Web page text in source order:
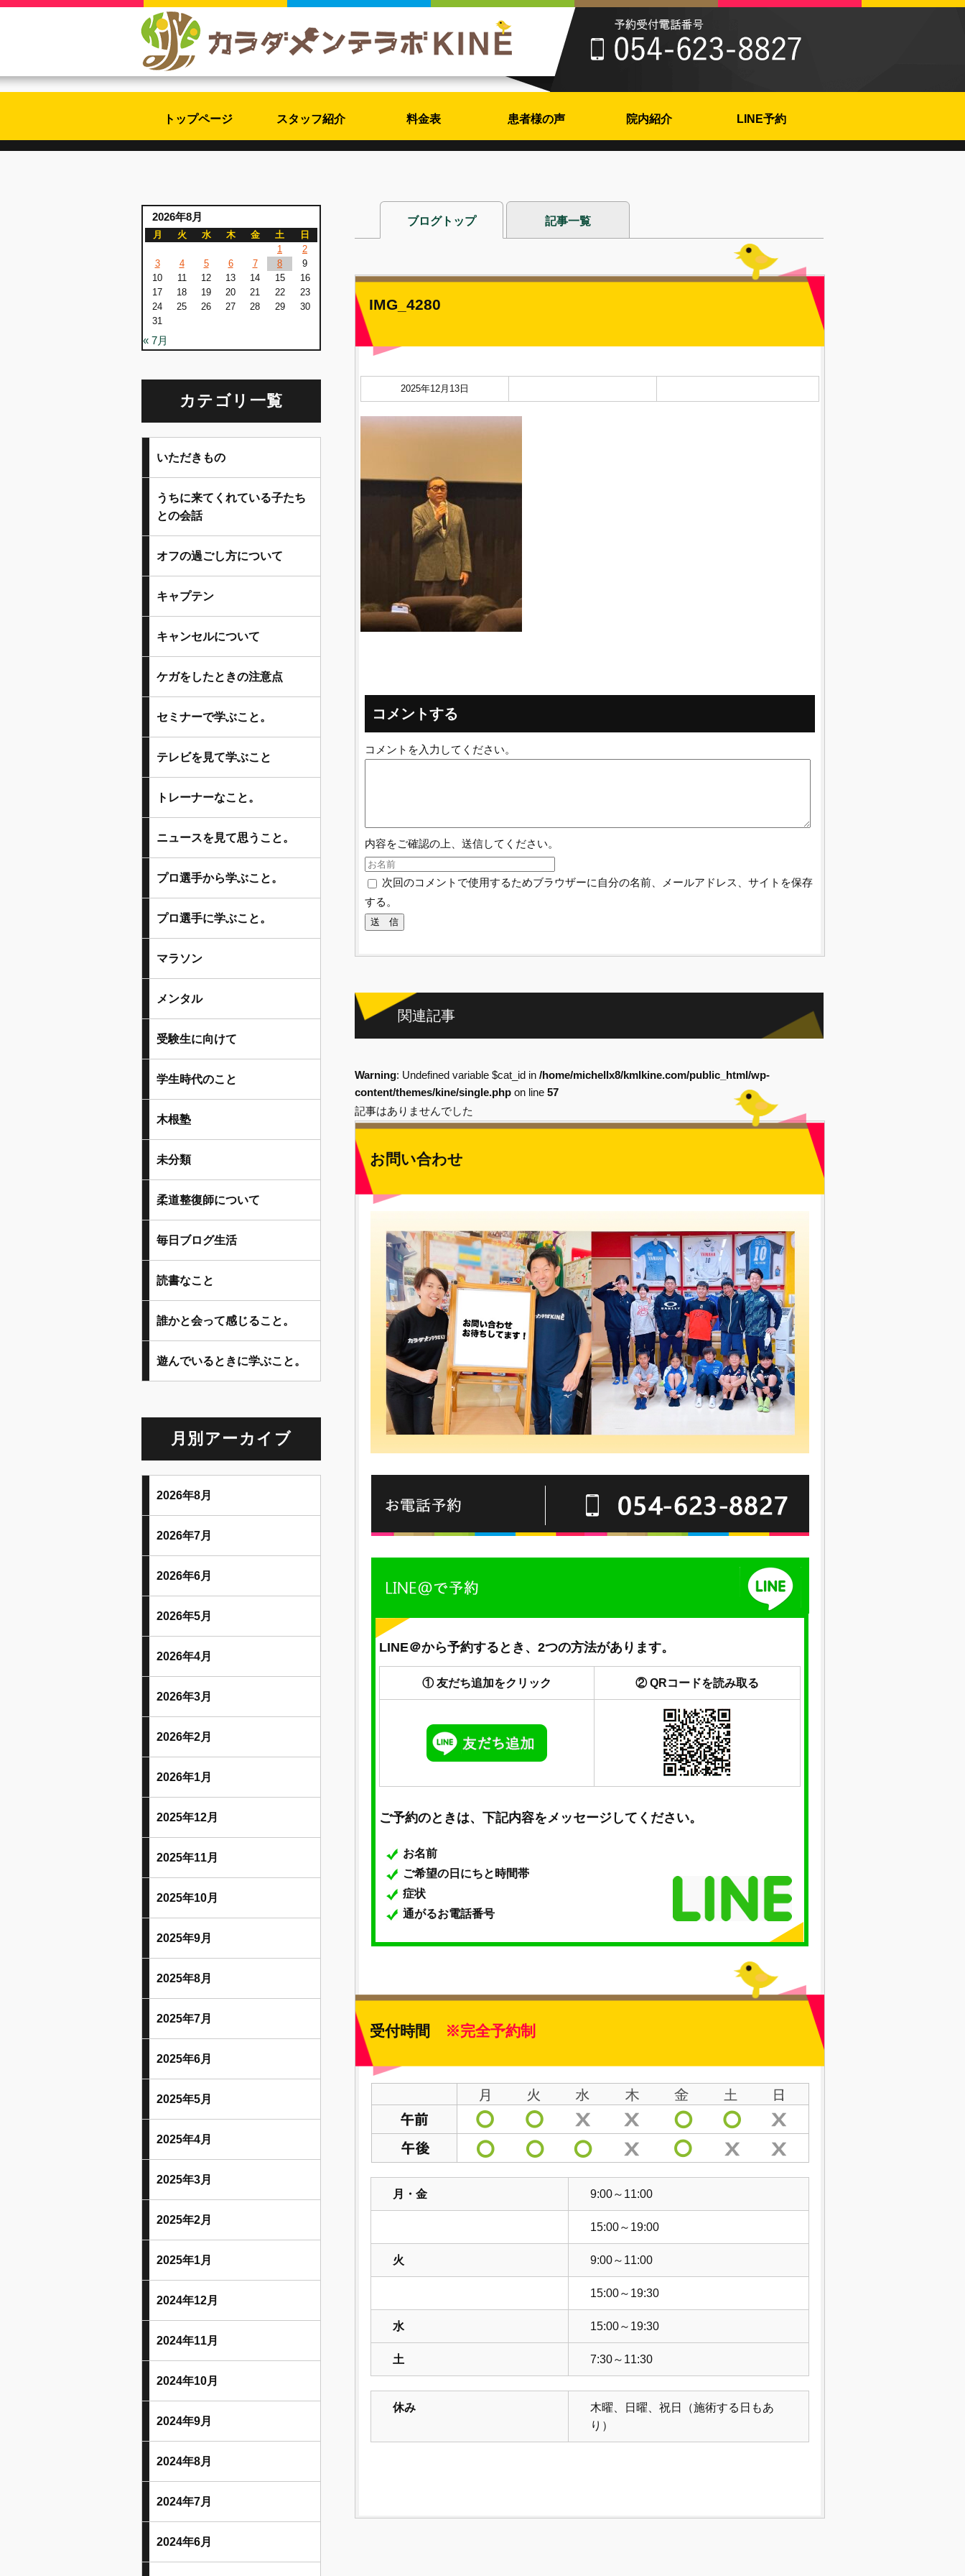
トップページ スタッフ紹介 料金表 患者様の声 院内紹介 LINE予約
ブログトップ 記事一覧
IMG_4280
2025年12月13日
コメントする
コメントを入力してください。
内容をご確認の上、送信してください。
次回のコメントで使用するためブラウザーに自分の名前、メールアドレス、サイトを保存
する。
関連記事
Warning: Undefined variable $cat_id in /home/michellx8/kmlkine.com/public_html/wp-
content/themes/kine/single.php on line 57
記事はありませんでした
お問い合わせ
LINE＠から予約するとき、2つの方法があります。
① 友だち追加をクリック ② QRコードを読み取る
ご予約のときは、下記内容をメッセージしてください。
お名前
ご希望の日にちと時間帯
症状
通がるお電話番号
受付時間 ※完全予約制
月・金 9:00～11:00
15:00～19:00
火 9:00～11:00
15:00～19:30
水 15:00～19:30
土 7:30～11:30
休み
木曜、日曜、祝日（施術する日もあ
り）
2026年8月
月 火 水 木 金 土
日
1
2
3
4 5 6 7 8
9
10
11 12 13 14 15
16
17
18 19 20 21 22
23
24
25 26 27 28 29
30
31
« 7月
カテゴリ一覧
いただきもの
うちに来てくれている子たち
との会話
オフの過ごし方について
キャプテン
キャンセルについて
ケガをしたときの注意点
セミナーで学ぶこと。
テレビを見て学ぶこと
トレーナーなこと。
ニュースを見て思うこと。
プロ選手から学ぶこと。
プロ選手に学ぶこと。
マラソン
メンタル
受験生に向けて
学生時代のこと
木根塾
未分類
柔道整復師について
毎日ブログ生活
読書なこと
誰かと会って感じること。
遊んでいるときに学ぶこと。
月別アーカイブ
2026年8月
2026年7月
2026年6月
2026年5月
2026年4月
2026年3月
2026年2月
2026年1月
2025年12月
2025年11月
2025年10月
2025年9月
2025年8月
2025年7月
2025年6月
2025年5月
2025年4月
2025年3月
2025年2月
2025年1月
2024年12月
2024年11月
2024年10月
2024年9月
2024年8月
2024年7月
2024年6月